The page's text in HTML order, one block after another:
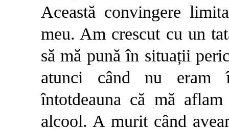
Această convingere
meu. Am crescut cu un
să mă pună în situații
atunci când nu eram
întotdeauna că mă
alcool. A murit când